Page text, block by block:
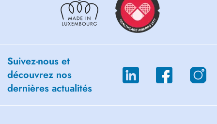
Suivez-nous et
découvrez nos
dernières actualités